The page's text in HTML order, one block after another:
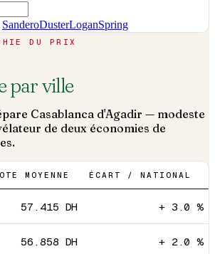
SanderoDusterLoganSpring
DU PRIX
par ville
Casablanca d'Agadir — modeste
de deux économies de
MOYENNE ÉCART / NATIONAL
57.415 DH + 3.0 %
56.858 DH + 2.0 %